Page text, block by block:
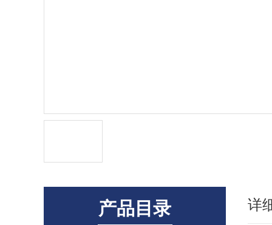
产品目录 详